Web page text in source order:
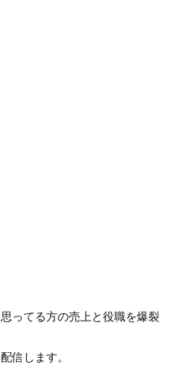
ってる方の売上と役職を爆裂
信します。